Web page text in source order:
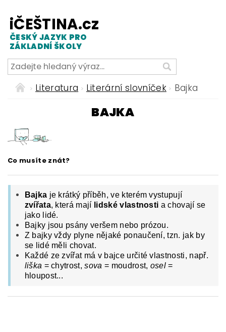
iČEŠTINA.cz
ČESKÝ JAZYK PRO
ZÁKLADNÍ ŠKOLY
Literatura Literární slovníček Bajka
BAJKA
Co musíte znát?
Bajka je krátký příběh, ve kterém vystupují
zvířata, která mají lidské vlastnosti a chovají se
jako lidé.
Bajky jsou psány veršem nebo prózou.
Z bajky vždy plyne nějaké ponaučení, tzn. jak by
se lidé měli chovat.
Každé ze zvířat má v bajce určité vlastnosti, např.
liška = chytrost,sova = moudrost, osel =
hloupost...